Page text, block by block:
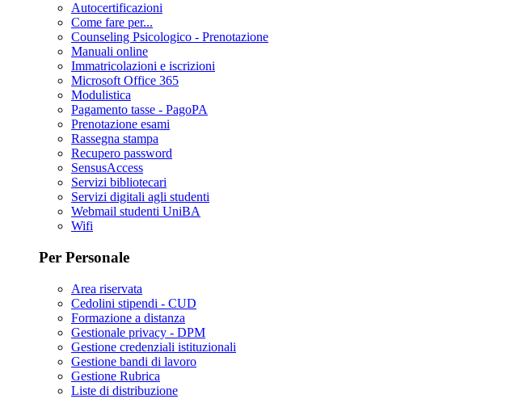
Autocertificazioni
Come fare per...
Counseling Psicologico - Prenotazione
Manuali online
Immatricolazioni e iscrizioni
Microsoft Office 365
Modulistica
Pagamento tasse - PagoPA
Prenotazione esami
Rassegna stampa
Recupero password
SensusAccess
Servizi bibliotecari
Servizi digitali agli studenti
Webmail studenti UniBA
Wifi
Per Personale
Area riservata
Cedolini stipendi - CUD
Formazione a distanza
Gestionale privacy - DPM
Gestione credenziali istituzionali
Gestione bandi di lavoro
Gestione Rubrica
Liste di distribuzione